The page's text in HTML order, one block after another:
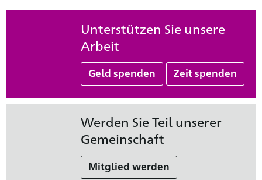
Unterstützen Sie unsere
Arbeit
Geld spenden Zeit spenden
Werden Sie Teil unserer
Gemeinschaft
Mitglied werden